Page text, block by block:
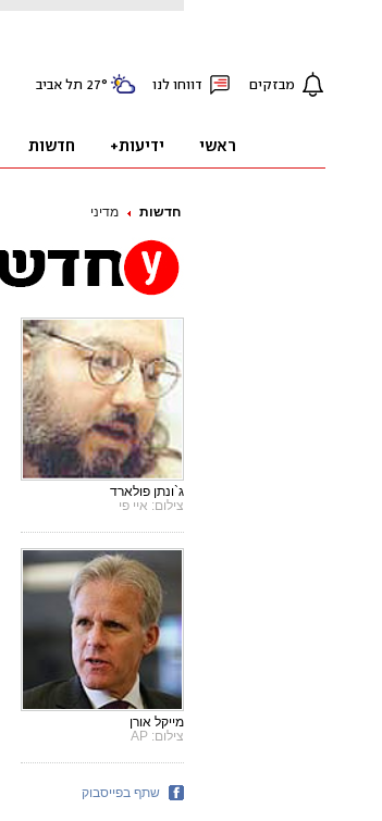
חדשות מדיני
ג`ונתן פולארד
צילום: איי פי
מייקל אורן
צילום: AP
שתף בפייסבוק